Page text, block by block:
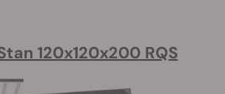
120x120x200 RQS